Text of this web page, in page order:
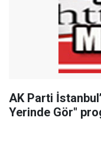
AK Parti
Yerinde Gör"